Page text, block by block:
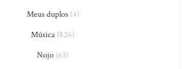
Meus duplos(4)
Música (826)
Nojo (63)